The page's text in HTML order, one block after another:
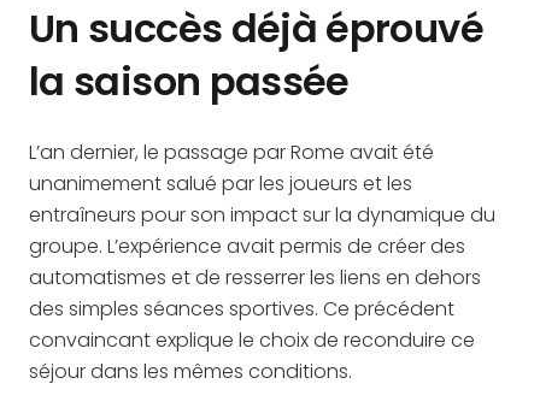
Un succès déjà éprouvé
la saison passée
L’an dernier, le passage par Rome avait été
unanimement salué par les joueurs et les
entraîneurs pour son impact sur la dynamique du
groupe. L’expérience avait permis de créer des
automatismes et de resserrer les liens en dehors
des simples séances sportives. Ce précédent
convaincant explique le choix de reconduire ce
séjour dans les mêmes conditions.